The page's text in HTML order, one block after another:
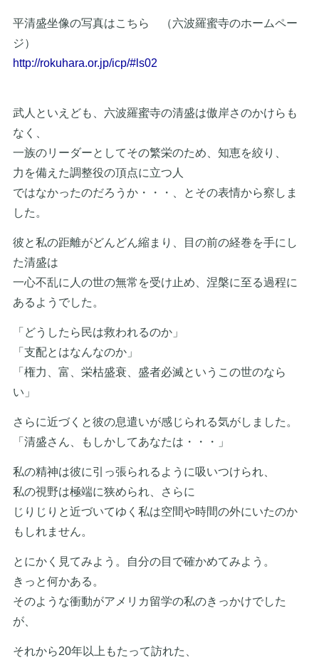
平清盛坐像の写真はこちら （六波羅蜜寺のホームペー
ジ）
http://rokuhara.or.jp/icp/#ls02
武人といえども、六波羅蜜寺の清盛は傲岸さのかけらも
なく、
一族のリーダーとしてその繁栄のため、知恵を絞り、
力を備えた調整役の頂点に立つ人
ではなかったのだろうか・・・、とその表情から察しま
した。
彼と私の距離がどんどん縮まり、目の前の経巻を手にし
た清盛は
一心不乱に人の世の無常を受け止め、涅槃に至る過程に
あるようでした。
「どうしたら民は救われるのか」
「支配とはなんなのか」
「権力、富、栄枯盛衰、盛者必滅というこの世のなら
い」
さらに近づくと彼の息遣いが感じられる気がしました。
「清盛さん、もしかしてあなたは・・・」
私の精神は彼に引っ張られるように吸いつけられ、
私の視野は極端に狭められ、さらに
じりじりと近づいてゆく私は空間や時間の外にいたのか
もしれません。
とにかく見てみよう。自分の目で確かめてみよう。
きっと何かある。
そのような衝動がアメリカ留学の私のきっかけでした
が、
それから20年以上もたって訪れた、